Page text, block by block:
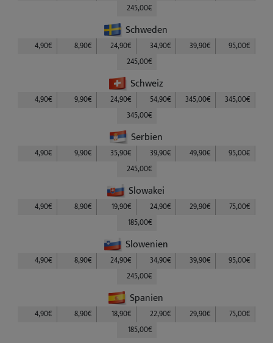
245,00€
Schweden
4,90€ 8,90€ 24,90€ 34,90€ 39,90€
95,00€
245,00€
Schweiz
4,90€ 9,90€ 24,90€ 54,90€ 345,00€
345,00€
345,00€
Serbien
4,90€ 9,90€ 35,90€ 39,90€ 49,90€
95,00€
245,00€
Slowakei
4,90€ 8,90€ 19,90€ 24,90€ 29,90€
75,00€
185,00€
Slowenien
4,90€ 8,90€ 24,90€ 34,90€ 39,90€
95,00€
245,00€
Spanien
4,90€ 8,90€ 18,90€ 22,90€ 29,90€
75,00€
185,00€